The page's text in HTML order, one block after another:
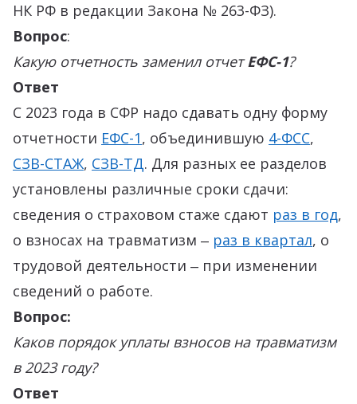
НК РФ в редакции Закона № 263-ФЗ).
Вопрос:
Какую отчетность заменил отчетЕФС-1?
Ответ
С 2023 года в СФР надо сдавать одну форму
отчетности ЕФС-1, объединившую 4-ФСС,
СЗВ-СТАЖ, СЗВ-ТД. Для разных ее разделов
установлены различные сроки сдачи:
сведения о страховом стаже сдают раз в год,
о взносах на травматизм ‒ раз в квартал, о
трудовой деятельности ‒ при изменении
сведений о работе.
Вопрос:
Каков порядок уплаты взносов на травматизм
в 2023 году?
Ответ